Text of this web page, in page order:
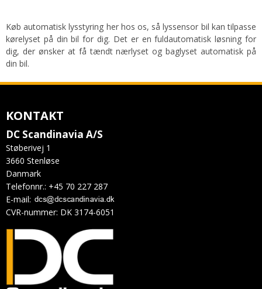
Køb automatisk lysstyring her hos os, så lyssensor bil kan tilpasse
kørelyset på din bil for dig. Det er en fuldautomatisk løsning for
dig, der ønsker at få tændt nærlyset og baglyset automatisk på
din bil.
KONTAKT
DC Scandinavia A/S
Støberivej 1
3660 Stenløse
Danmark
Telefonnr.: +45 70 227 287
E-mail:
CVR-nummer: DK 3174-6051